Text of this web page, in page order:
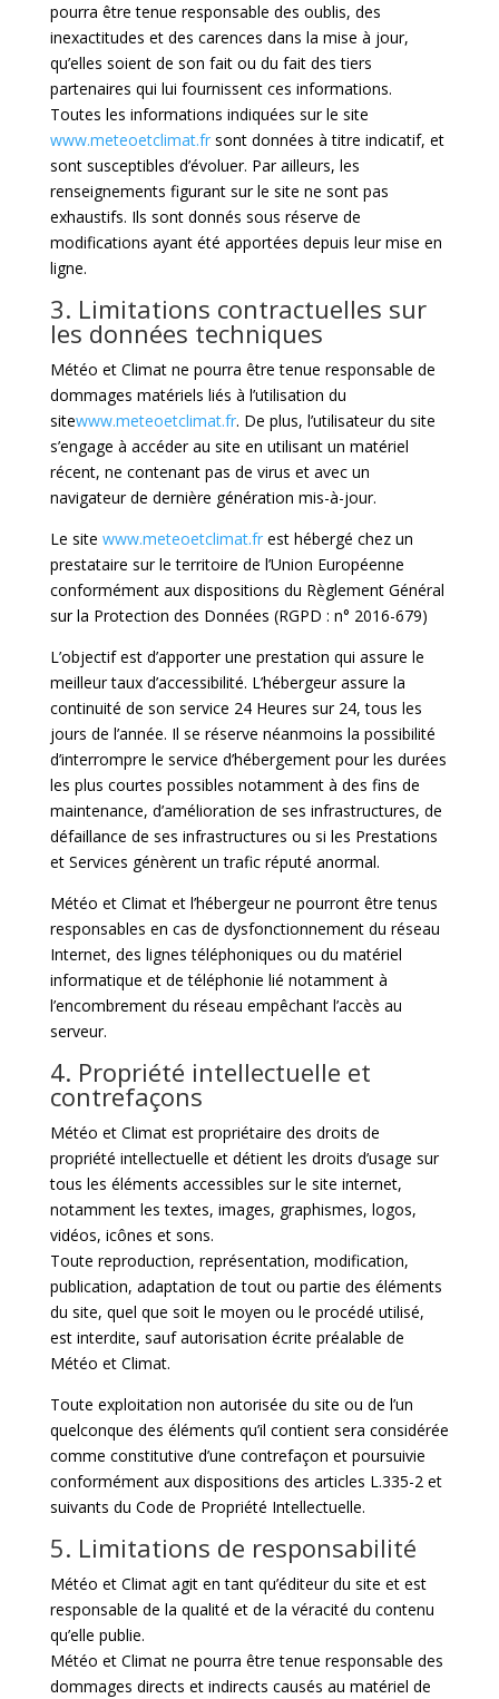
pourra être tenue responsable des oublis, des
inexactitudes et des carences dans la mise à jour,
qu’elles soient de son fait ou du fait des tiers
partenaires qui lui fournissent ces informations.
Toutes les informations indiquées sur le site
www.meteoetclimat.frsont données à titre indicatif, et
sont susceptibles d’évoluer. Par ailleurs, les
renseignements figurant sur le site ne sont pas
exhaustifs. Ils sont donnés sous réserve de
modifications ayant été apportées depuis leur mise en
ligne.
3. Limitations contractuelles sur
les données techniques
Météo et Climat ne pourra être tenue responsable de
dommages matériels liés à l’utilisation du
sitewww.meteoetclimat.fr. De plus, l’utilisateur du site
s’engage à accéder au site en utilisant un matériel
récent, ne contenant pas de virus et avec un
navigateur de dernière génération mis-à-jour.
Le site www.meteoetclimat.frest hébergé chez un
prestataire sur le territoire de l’Union Européenne
conformément aux dispositions du Règlement Général
sur la Protection des Données (RGPD : n° 2016-679)
L’objectif est d’apporter une prestation qui assure le
meilleur taux d’accessibilité. L’hébergeur assure la
continuité de son service 24 Heures sur 24, tous les
jours de l’année. Il se réserve néanmoins la possibilité
d’interrompre le service d’hébergement pour les durées
les plus courtes possibles notamment à des fins de
maintenance, d’amélioration de ses infrastructures, de
défaillance de ses infrastructures ou si les Prestations
et Services génèrent un trafic réputé anormal.
Météo et Climat et l’hébergeur ne pourront être tenus
responsables en cas de dysfonctionnement du réseau
Internet, des lignes téléphoniques ou du matériel
informatique et de téléphonie lié notamment à
l’encombrement du réseau empêchant l’accès au
serveur.
4. Propriété intellectuelle et
contrefaçons
Météo et Climat est propriétaire des droits de
propriété intellectuelle et détient les droits d’usage sur
tous les éléments accessibles sur le site internet,
notamment les textes, images, graphismes, logos,
vidéos, icônes et sons.
Toute reproduction, représentation, modification,
publication, adaptation de tout ou partie des éléments
du site, quel que soit le moyen ou le procédé utilisé,
est interdite, sauf autorisation écrite préalable de
Météo et Climat.
Toute exploitation non autorisée du site ou de l’un
quelconque des éléments qu’il contient sera considérée
comme constitutive d’une contrefaçon et poursuivie
conformément aux dispositions des articles L.335-2 et
suivants du Code de Propriété Intellectuelle.
5. Limitations de responsabilité
Météo et Climat agit en tant qu’éditeur du site et est
responsable de la qualité et de la véracité du contenu
qu’elle publie.
Météo et Climat ne pourra être tenue responsable des
dommages directs et indirects causés au matériel de